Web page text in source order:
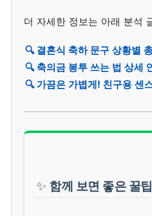
더 자세한 정보는 아래 분석
🔍 결혼식 축하 문구 상황별
🔍 축의금 봉투 쓰는 법 상세
🔍 가끔은 가볍게! 친구용 센
✨ 함께 보면 좋은 꿀